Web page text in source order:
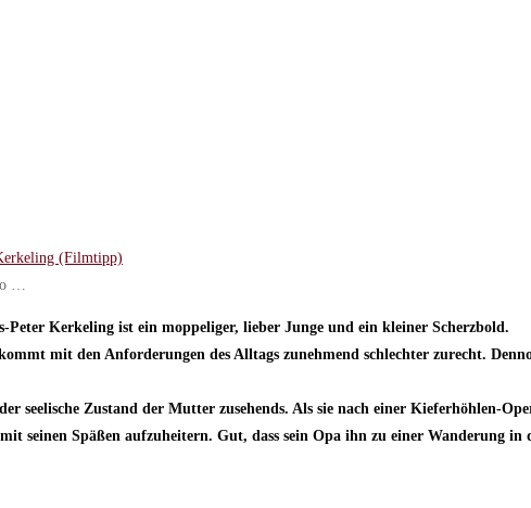
…
Kerkeling ist ein moppeliger, lieber Junge und ein kleiner Scherzbold.
mit den Anforderungen des Alltags zunehmend schlechter zurecht.
seelische Zustand der Mutter zusehends. Als sie nach einer Kieferhöhlen-
seinen Späßen aufzuheitern. Gut, dass sein Opa ihn zu einer Wanderung